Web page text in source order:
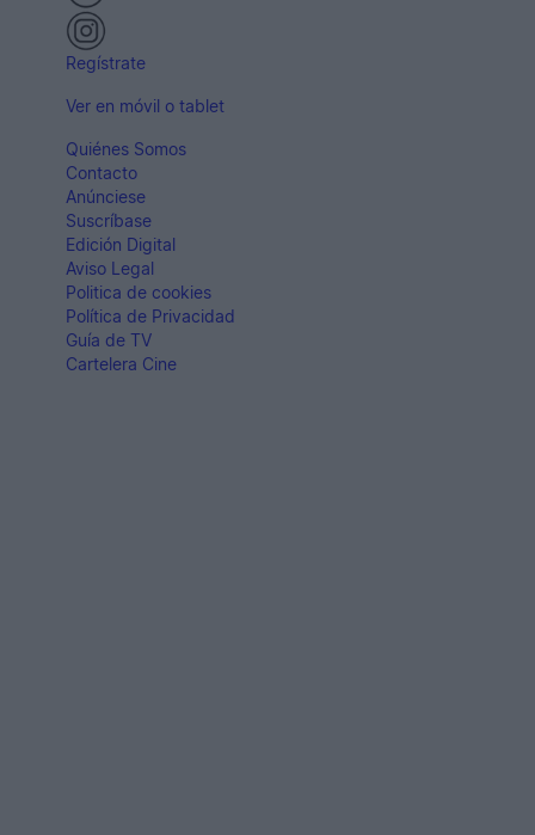
Regístrate
Ver en móvil o tablet
Quiénes Somos
Contacto
Anúnciese
Suscríbase
Edición Digital
Aviso Legal
Politica de cookies
Política de Privacidad
Guía de TV
Cartelera Cine